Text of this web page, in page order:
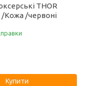
THOR
/Кожа /червоні
Купити